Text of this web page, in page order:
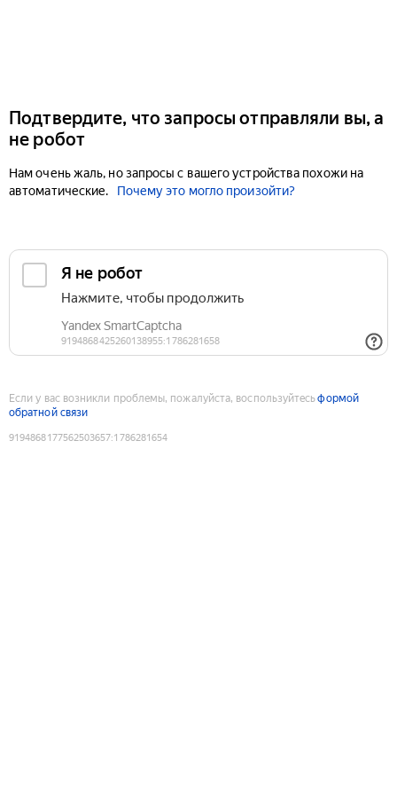
Подтвердите, что запросы отправляли вы, а
не робот
Нам очень жаль, но запросы с вашего устройства похожи на
автоматические.
Почему это могло произойти?
Если у вас возникли проблемы, пожалуйста, воспользуйтесьформой
обратной связи
9194868177562503657:1786281654